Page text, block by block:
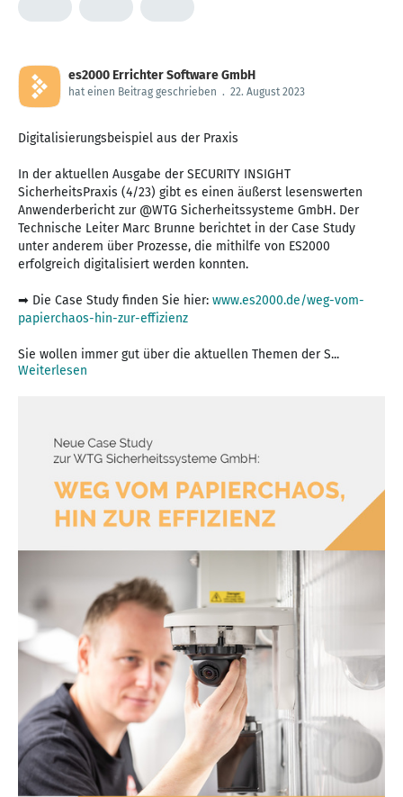
es2000 Errichter Software GmbH
hat einen Beitrag geschrieben . 22. August 2023
Digitalisierungsbeispiel aus der Praxis
In der aktuellen Ausgabe der SECURITY INSIGHT
SicherheitsPraxis (4/23) gibt es einen äußerst lesenswerten
Anwenderbericht zur @WTG Sicherheitssysteme GmbH. Der
Technische Leiter Marc Brunne berichtet in der Case Study
unter anderem über Prozesse, die mithilfe von ES2000
erfolgreich digitalisiert werden konnten.
➡ Die Case Study finden Sie hier: www.es2000.de/weg-vom-
papierchaos-hin-zur-effizienz
Sie wollen immer gut über die aktuellen Themen der S...
Weiterlesen